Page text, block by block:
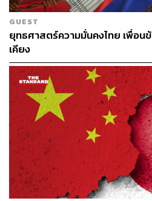
GUEST
ยุทธศาสตร์ความมั่นคงไทย เพื่อน
เคียง